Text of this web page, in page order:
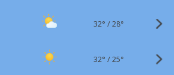
32° /28°
32° /25°